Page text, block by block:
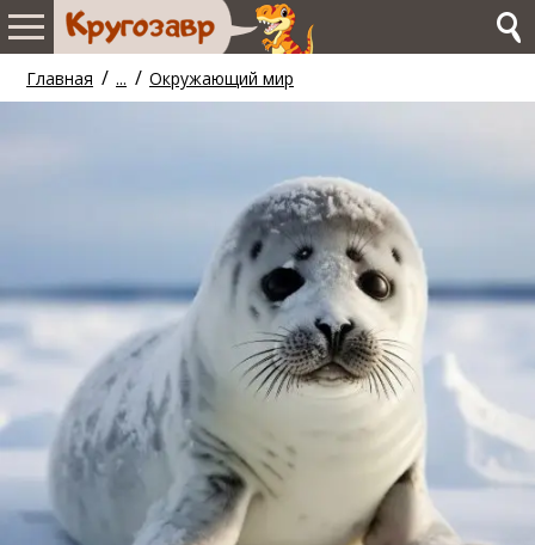
Главная / ... / Окружающий мир